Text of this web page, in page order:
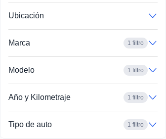
Busca por versión
Busca por año
Ubicación
Marca 1 filtro
Modelo 1 filtro
Año y Kilometraje 1 filtro
Tipo de auto 1 filtro